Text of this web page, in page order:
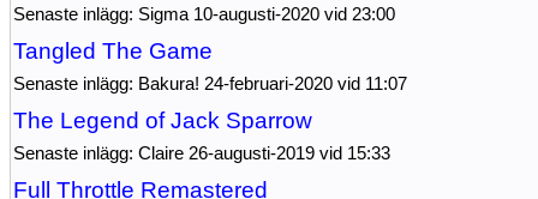
Senaste inlägg: Sigma 10-augusti-2020 vid 23:00
Tangled The Game
Senaste inlägg: Bakura! 24-februari-2020 vid 11:07
The Legend of Jack Sparrow
Senaste inlägg: Claire 26-augusti-2019 vid 15:33
Full Throttle Remastered